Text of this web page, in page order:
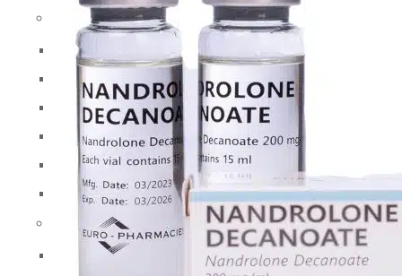
Τεστοστερόνες
Sustanon (μείγμα τεστοστερόνης)
Βάση τεστοστερόνης
Κυπιονική τεστοστερόνη
Enanthate τεστοστερόνης
Propionate τεστοστερόνης
Τεστοστερόνη Undecanoate
Πεπτίδια (A-L)